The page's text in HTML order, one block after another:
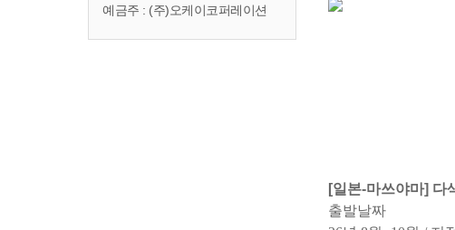
예금주 : (주)오케이코퍼레이션
[일본-마쓰야마]
출발날짜